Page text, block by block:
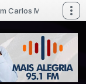
McCord (Pr)